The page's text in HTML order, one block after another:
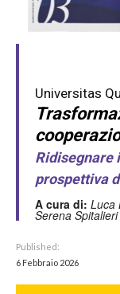
Universitas
Ridisegnare
prospettiva
A cura di: Luca
Serena Spitalieri
Published:
6 Febbraio 2026